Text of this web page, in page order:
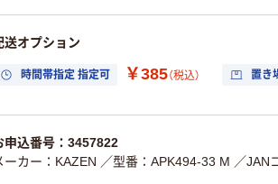
送オプション
時間帯指定 指定可 ￥385（税込） 置き
申込番号：3457822
ーカー：KAZEN ／型番：APK494-33 M ／JAN